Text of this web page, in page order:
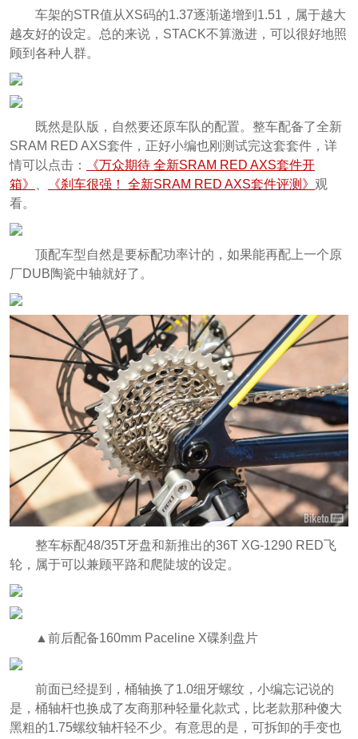
车架的STR值从XS码的1.37逐渐递增到1.51，属于越大
越友好的设定。总的来说，STACK不算激进，可以很好地照
顾到各种人群。
既然是队版，自然要还原车队的配置。整车配备了全新
SRAM RED AXS套件，正好小编也刚测试完这套套件，详
情可以点击：
《万众期待 全新SRAM RED AXS套件开
箱》
《刹车很强！ 全新SRAM RED AXS套件评测》 观
看。
顶配车型自然是要标配功率计的，如果能再配上一个原
厂DUB陶瓷中轴就好了。
整车标配48/35T牙盘和新推出的36T XG-1290 RED飞
轮，属于可以兼顾平路和爬陡坡的设定。
▲前后配备160mm Paceline X碟刹盘片
前面已经提到，桶轴换了1.0细牙螺纹，小编忘记说的
是，桶轴杆也换成了友商那种轻量化款式，比老款那种傻大
黑粗的1.75螺纹轴杆轻不少。有意思的是，可拆卸的手变也